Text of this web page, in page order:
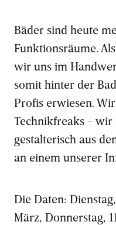
Bäder sind heute
Funktionsräume.
wir uns im
somit hinter der
Profis erwiesen.
Technikfreaks - wir
gestalterisch aus
an einem unserer
Die Daten:
März, Donnerstag,